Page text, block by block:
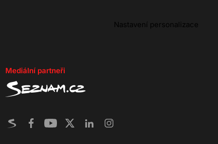
Nastavení personalizace
Mediální partneři